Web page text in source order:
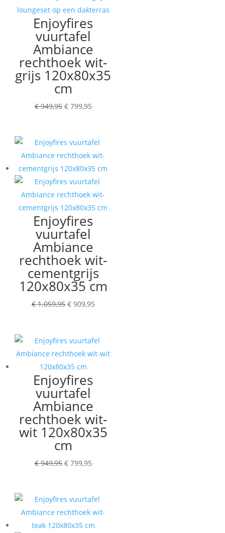
Enjoyfires
vuurtafel
Ambiance
rechthoek wit-
grijs 120x80x35
cm
€949,95 Oorspronkelijke
€ 949,95.
€799,95Huidige
€ 799,95.
Enjoyfires
vuurtafel
Ambiance
rechthoek wit-
cementgrijs
120x80x35 cm
€1.059,95 Oorspronkelijke
€ 1.059,95.
€909,95Huidige
€ 909,95.
Enjoyfires
vuurtafel
Ambiance
rechthoek wit-
wit 120x80x35
cm
€949,95 Oorspronkelijke
€ 949,95.
€799,95Huidige
€ 799,95.